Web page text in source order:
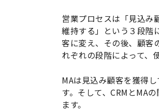
営業プロセスは「見込み
維持する」という３段階
客に変え、その後、顧客
れぞれの段階によって、
MAは見込み顧客を獲得
す。そして、CRMとMA
ます。